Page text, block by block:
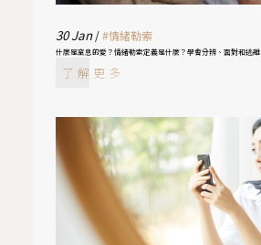
30Jan /#情緒勒索
什麼是窒息的愛？情緒勒索定義是什麼？學會分辨、面對和逃離
了解更多